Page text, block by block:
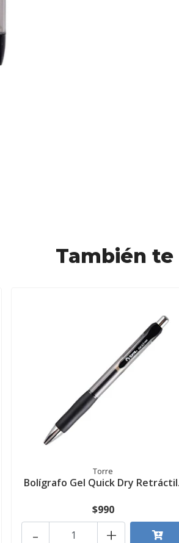
También
Torre
Bolígrafo Gel Quick Dry
$990
+
-